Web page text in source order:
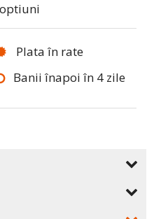
Plata în rate
Banii înapoi în 4 zile